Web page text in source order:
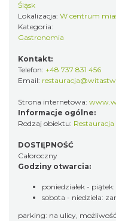
Śląsk
Lokalizacja: W centrum
Kategoria:
Gastronomia
Kontakt:
Telefon: +48 737 831 456
Email:
Strona internetowa:
Informacje ogólne:
Rodzaj obiektu: Restauracja
DOSTĘPNOŚĆ
Całoroczny
Godziny otwarcia:
poniedziałek -
sobota - niedziela:
parking: na ulicy,